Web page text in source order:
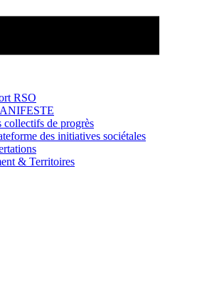
RSO
collectifs de progrès
des initiatives sociétales
& Territoires